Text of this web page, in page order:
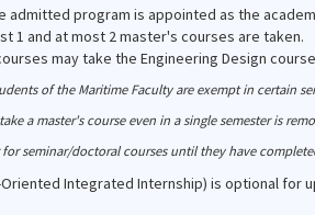
admitted program is appointed as the
1 and at most 2 master's courses are taken.
may take the Engineering Design
of the Maritime Faculty are exempt in certain
a master's course even in a single semester is
seminar/doctoral courses until they have
Integrated Internship) is optional for